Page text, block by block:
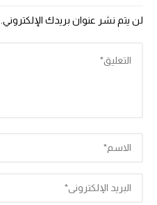
لن يتم نشر عنوان بريدك الإلكتروني.